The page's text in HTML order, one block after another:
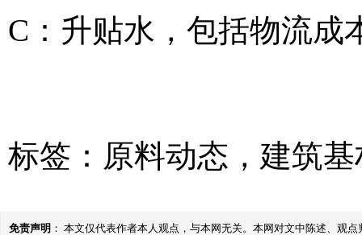
C：升贴水，包括物流成
标签： 原料动态 ， 建筑基
免责声明 ： 本文仅代表作者本人观点，与本网无关。本网对文中陈述、观